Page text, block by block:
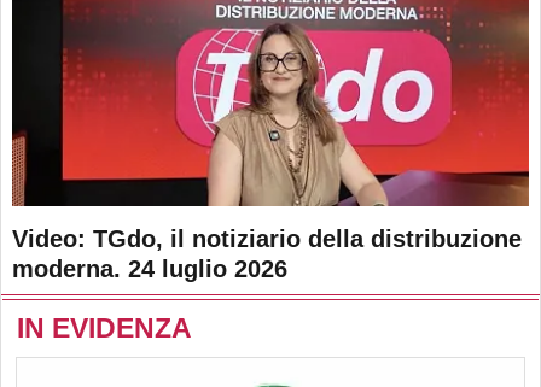
Video: TGdo, il notiziario della distribuzione
moderna. 24 luglio 2026
IN EVIDENZA